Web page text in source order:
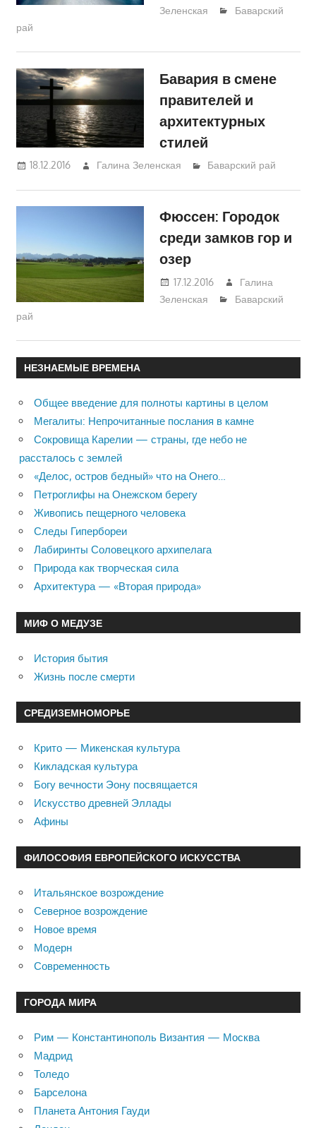
Зеленская
Баварский
рай
Бавария в смене
правителей и
архитектурных
стилей
18.12.2016 Галина Зеленская Баварский рай
Фюссен: Городок
среди замков гор и
озер
17.12.2016
Галина
Зеленская
Баварский
рай
НЕЗНАЕМЫЕ ВРЕМЕНА
Общее введение для полноты картины в целом
Мегалиты: Непрочитанные послания в камне
Сокровища Карелии — страны, где небо не
рассталось с землей
«Делос, остров бедный» что на Онего…
Петроглифы на Онежском берегу
Живопись пещерного человека
Следы Гипербореи
Лабиринты Соловецкого архипелага
Природа как творческая сила
Архитектура — «Вторая природа»
МИФ О МЕДУЗЕ
История бытия
Жизнь после смерти
СРЕДИЗЕМНОМОРЬЕ
Крито — Микенская культура
Кикладская культура
Богу вечности Эону посвящается
Искусство древней Эллады
Афины
ФИЛОСОФИЯ ЕВРОПЕЙСКОГО ИСКУССТВА
Итальянское возрождение
Северное возрождение
Новое время
Модерн
Современность
ГОРОДА МИРА
Рим — Константинополь Византия — Москва
Мадрид
Толедо
Барселона
Планета Антония Гауди